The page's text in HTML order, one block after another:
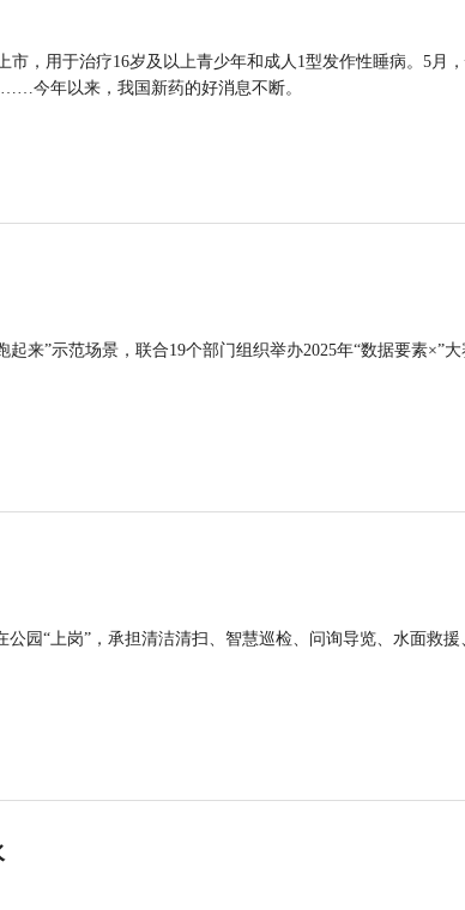
，用于治疗16岁及以上青少年和成人1型发作性睡病。5月
今年以来，我国新药的好消息不断。
来”示范场景，联合19个部门组织举办2025年“数据要素×”大
园“上岗”，承担清洁清扫、智慧巡检、问询导览、水面救援